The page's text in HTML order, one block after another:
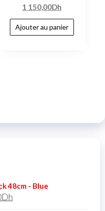
1 150,00Dh
Ajouter au panier
48cm - Blue
Dh